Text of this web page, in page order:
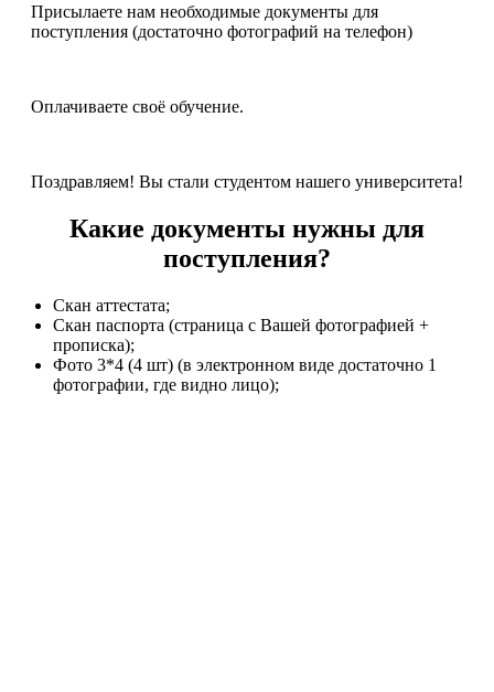
Присылаете нам необходимые документы для
поступления (достаточно фотографий на телефон)
Оплачиваете своё обучение.
Поздравляем! Вы стали студентом нашего университета!
Какие документы нужны для
поступления?
Скан аттестата;
Скан паспорта (страница с Вашей фотографией +
прописка);
Фото 3*4 (4 шт) (в электронном виде достаточно 1
фотографии, где видно лицо);